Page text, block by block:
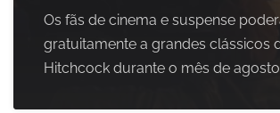
Os fãs de cinema e suspense
gratuitamente a grandes clássicos
Hitchcock durante o mês de agosto